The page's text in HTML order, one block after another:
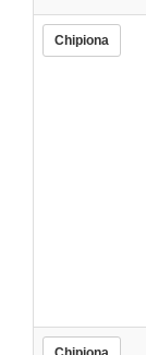
Chipiona